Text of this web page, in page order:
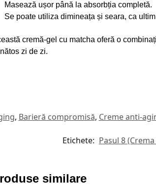
Masează ușor până la absorbția completă.
Se poate utiliza dimineața și seara, ca
cremă-gel cu matcha oferă o
zi de zi.
, Barieră compromisă, Creme anti-
Etichete: Pasul 8
similare